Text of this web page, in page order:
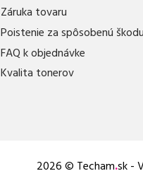
Záruka tovaru
Poistenie za spôsobenú škodu
FAQ k objednávke
Kvalita tonerov
2026 © Techam.sk -